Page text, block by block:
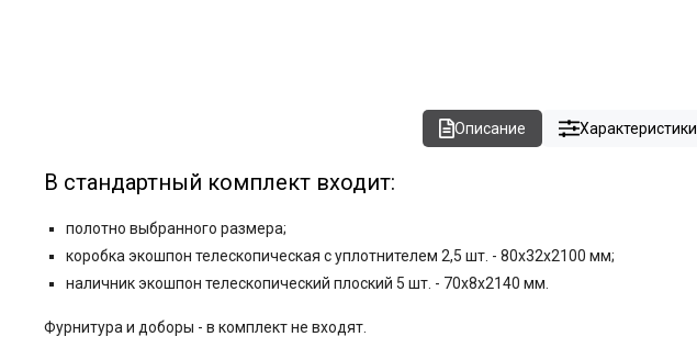
Описание Характеристики
В стандартный комплект входит:
полотно выбранного размера;
коробка экошпон телескопическая с уплотнителем 2,5 шт. - 80x32x2100 мм;
наличник экошпон телескопический плоский 5 шт. - 70x8x2140 мм.
Фурнитура и доборы - в комплект не входят.